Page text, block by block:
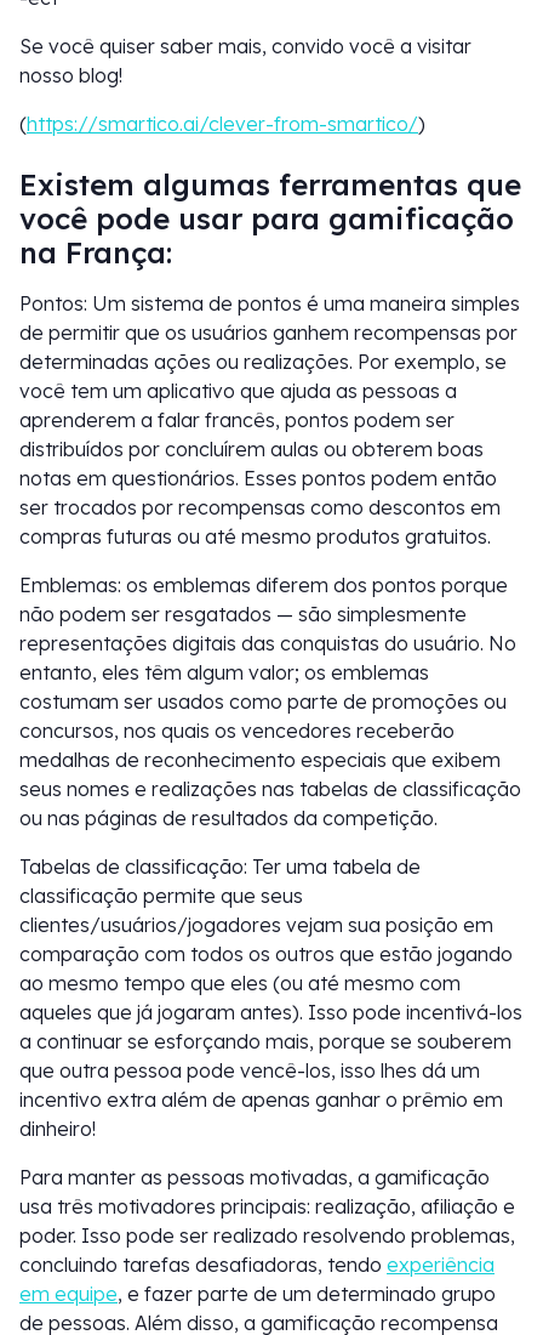
Se você quiser saber mais, convido você a visitar
nosso blog!
(https://smartico.ai/clever-from-smartico/)
Existem algumas ferramentas que
você pode usar para gamificação
na França:
Pontos: Um sistema de pontos é uma maneira simples
de permitir que os usuários ganhem recompensas por
determinadas ações ou realizações. Por exemplo, se
você tem um aplicativo que ajuda as pessoas a
aprenderem a falar francês, pontos podem ser
distribuídos por concluírem aulas ou obterem boas
notas em questionários. Esses pontos podem então
ser trocados por recompensas como descontos em
compras futuras ou até mesmo produtos gratuitos.
Emblemas: os emblemas diferem dos pontos porque
não podem ser resgatados — são simplesmente
representações digitais das conquistas do usuário. No
entanto, eles têm algum valor; os emblemas
costumam ser usados como parte de promoções ou
concursos, nos quais os vencedores receberão
medalhas de reconhecimento especiais que exibem
seus nomes e realizações nas tabelas de classificação
ou nas páginas de resultados da competição.
Tabelas de classificação: Ter uma tabela de
classificação permite que seus
clientes/usuários/jogadores vejam sua posição em
comparação com todos os outros que estão jogando
ao mesmo tempo que eles (ou até mesmo com
aqueles que já jogaram antes). Isso pode incentivá-los
a continuar se esforçando mais, porque se souberem
que outra pessoa pode vencê-los, isso lhes dá um
incentivo extra além de apenas ganhar o prêmio em
dinheiro!
Para manter as pessoas motivadas, a gamificação
usa três motivadores principais: realização, afiliação e
poder. Isso pode ser realizado resolvendo problemas,
concluindo tarefas desafiadoras, tendo experiência
em equipe, e fazer parte de um determinado grupo
de pessoas. Além disso, a gamificação recompensa